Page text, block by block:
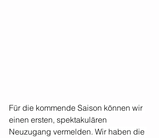
Für die kommende Saison können wir
einen ersten, spektakulären
Neuzugang vermelden. Wir haben die